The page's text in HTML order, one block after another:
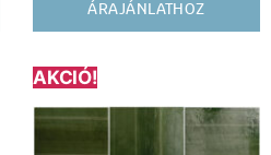
ÁRAJÁNLATHOZ
AKCIÓ!